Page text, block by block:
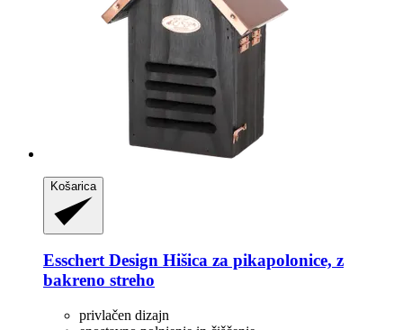
Košarica
Esschert Design Hišica za pikapolonice, z
bakreno streho
privlačen dizajn